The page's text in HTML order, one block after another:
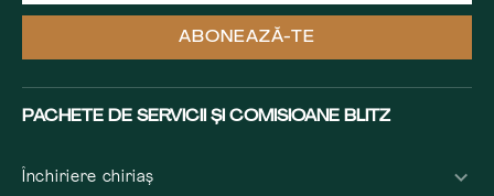
ABONEAZĂ-TE
PACHETE DE SERVICII ȘI COMISIOANE BLITZ
Închiriere chiriaș